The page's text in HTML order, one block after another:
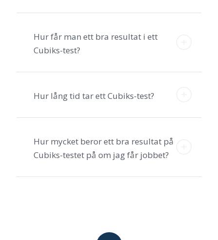
Hur får man ett bra resultat i ett
Cubiks-test?
Hur lång tid tar ett Cubiks-test?
Hur mycket beror ett bra resultat på
Cubiks-testet på om jag får jobbet?